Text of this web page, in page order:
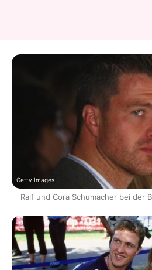
Getty Images
Ralf und Cora Schumacher bei der